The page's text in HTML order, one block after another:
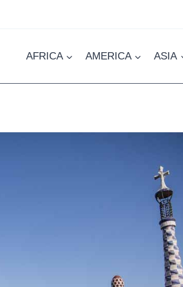
AFRICA AMERICA ASIA